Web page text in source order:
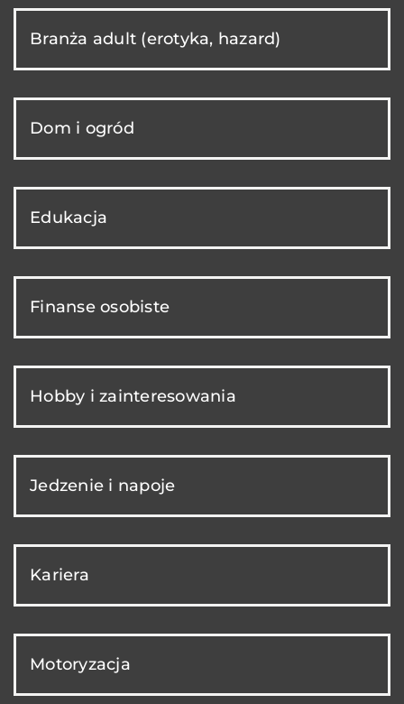
Branża adult (erotyka, hazard)
Dom i ogród
Edukacja
Finanse osobiste
Hobby i zainteresowania
Jedzenie i napoje
Kariera
Motoryzacja